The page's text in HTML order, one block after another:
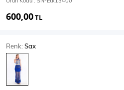
T-Shirt
Body
600,00TL
Renk:Sax